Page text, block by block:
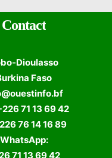
Contact
Dioulasso
Faso
71 13 69 42
76 14 16 89
WhatsApp:
71 13 69 42